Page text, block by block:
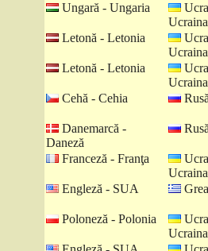
Ungară - Ungaria
Ucraina
Letonă - Letonia
Ucraina
Letonă - Letonia
Ucraina
Cehă - Cehia
Danemarcă -
Daneză
Franceză - Franţa
Ucraina
Engleză - SUA
Poloneză - Polonia
Ucraina